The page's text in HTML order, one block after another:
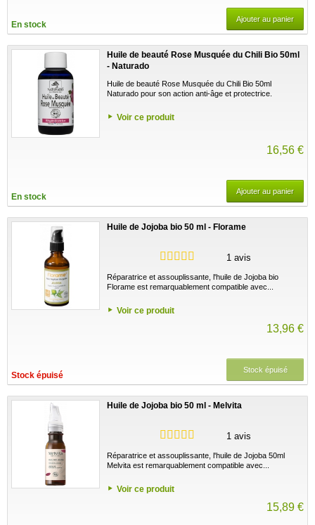
En stock
Ajouter au panier
Huile de beauté Rose Musquée du Chili Bio 50ml
- Naturado
Huile de beauté Rose Musquée du Chili Bio 50ml
Naturado pour son action anti-âge et protectrice.
Voir ce produit
16,56 €
En stock
Ajouter au panier
Huile de Jojoba bio 50 ml - Florame
1 avis
Réparatrice et assouplissante, l'huile de Jojoba bio
Florame est remarquablement compatible avec...
Voir ce produit
13,96 €
Stock épuisé
Stock épuisé
Huile de Jojoba bio 50 ml - Melvita
1 avis
Réparatrice et assouplissante, l'huile de Jojoba 50ml
Melvita est remarquablement compatible avec...
Voir ce produit
15,89 €